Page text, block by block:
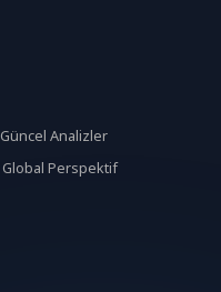
Güncel Analizler
Global Perspektif